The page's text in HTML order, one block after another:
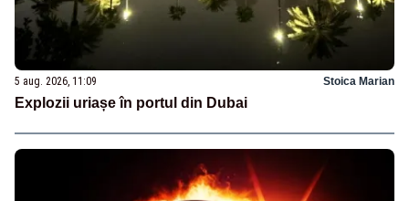
5 aug. 2026, 11:09 Stoica Marian
Explozii uriașe în portul din Dubai